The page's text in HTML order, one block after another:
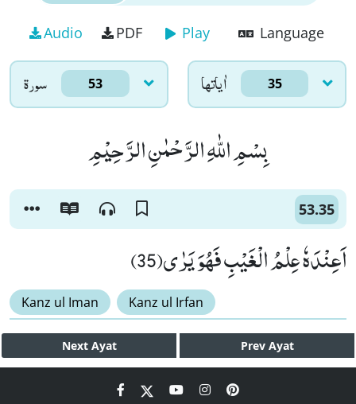
Audio PDF Play Language
سورۃ 53 اٰياتها 35
بِسْمِ اللّٰهِ الرَّحْمٰنِ الرَّحِیْمِ
53.35
اَعِنْدَهٗ عِلْمُ الْغَیْبِ فَهُوَ یَرٰى(35)
Kanz ul Iman Kanz ul Irfan
Next Ayat Prev Ayat